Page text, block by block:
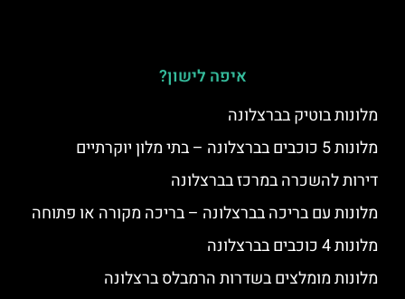
איפה לישון?
מלונות בוטיק בברצלונה
מלונות 5 כוכבים בברצלונה – בתי מלון יוקרתיים
דירות להשכרה במרכז בברצלונה
מלונות עם בריכה בברצלונה – בריכה מקורה או פתוחה
מלונות 4 כוכבים בברצלונה
מלונות מומלצים בשדרות הרמבלס ברצלונה